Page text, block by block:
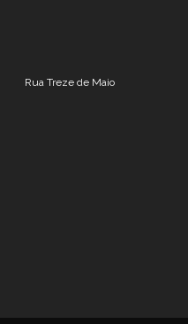
Rua Treze de Maio